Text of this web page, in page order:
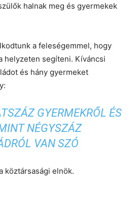
halnak meg és gyermekek
a feleségemmel, hogy
helyzeten segíteni. Kíváncsi
és hány gyermeket
GYERMEKRŐL ÉS
NÉGYSZÁZ
VAN SZÓ
köztársasági elnök.